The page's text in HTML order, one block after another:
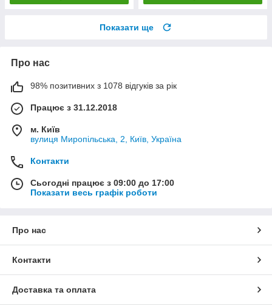
Показати ще
Про нас
98% позитивних з 1078 відгуків за рік
Працює з 31.12.2018
м. Київ
вулиця Миропільська, 2, Київ, Україна
Контакти
Сьогодні працює з 09:00 до 17:00
Показати весь графік роботи
Про нас
Контакти
Доставка та оплата